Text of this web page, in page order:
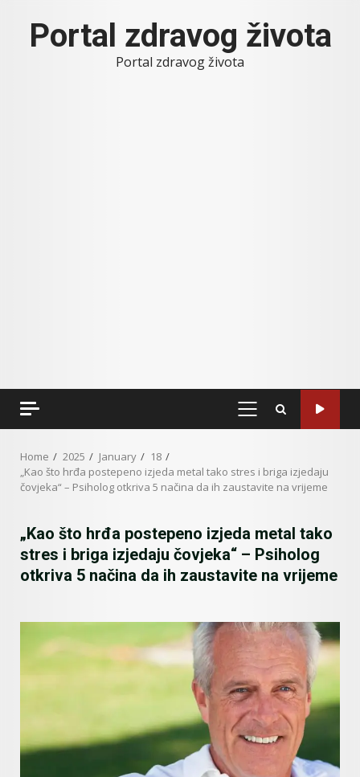
contentPortal zdravog života
Portal zdravog života
PRIMARY
Home 2025 January
18
„Kao što hrđa postepeno izjeda metal tako stres i briga izjedaju
čovjeka“ – Psiholog otkriva 5 načina da ih zaustavite na vrijeme
„Kao što hrđa postepeno izjeda metal tako
stres i briga izjedaju čovjeka“ – Psiholog
otkriva 5 načina da ih zaustavite na vrijeme